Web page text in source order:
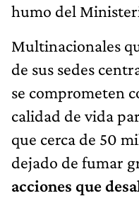
humo del
Multinacionales
de sus sedes
se comprometen
calidad de vida
que cerca de 50
dejado de fumar
acciones que